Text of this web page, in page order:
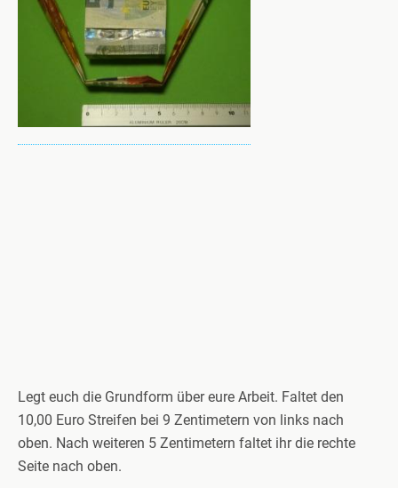
Legt euch die Grundform über eure Arbeit. Faltet den
10,00 Euro Streifen bei 9 Zentimetern von links nach
oben. Nach weiteren 5 Zentimetern faltet ihr die rechte
Seite nach oben.